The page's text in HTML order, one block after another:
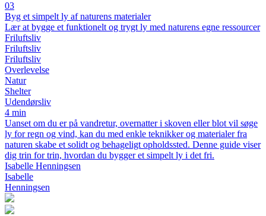
03
Byg et simpelt ly af naturens materialer
Lær at bygge et funktionelt og trygt ly med naturens egne ressourcer
Friluftsliv
Friluftsliv
Friluftsliv
Overlevelse
Natur
Shelter
Udendørsliv
4 min
Uanset om du er på vandretur, overnatter i skoven eller blot vil søge
ly for regn og vind, kan du med enkle teknikker og materialer fra
naturen skabe et solidt og behageligt opholdssted. Denne guide viser
dig trin for trin, hvordan du bygger et simpelt ly i det fri.
Isabelle Henningsen
Isabelle
Henningsen